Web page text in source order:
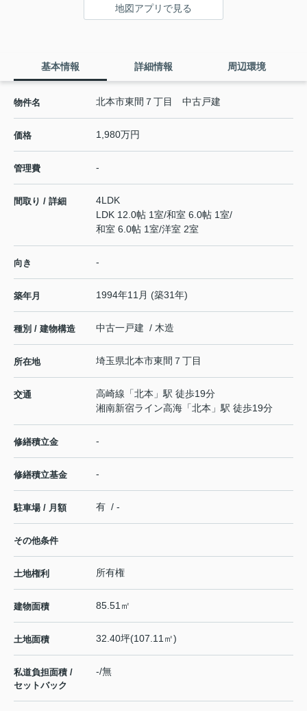
地図アプリで見る
基本情報 詳細情報 周辺環境
物件名 北本市東間７丁目 中古戸建
価格 1,980万円
管理費 -
間取り / 詳細
4LDK
LDK 12.0帖 1室/和室 6.0帖 1室/
和室 6.0帖 1室/洋室 2室
向き -
築年月 1994年11月 (築31年)
種別 / 建物構造 中古一戸建 / 木造
所在地 埼玉県北本市東間 ７丁目
交通 高崎線 「北本 」駅 徒歩19分
湘南新宿ライン高海 「北本 」駅 徒歩19分
修繕積立金 -
修繕積立基金 -
駐車場 / 月額 有 / -
その他条件
土地権利 所有権
建物面積 85.51㎡
土地面積 32.40坪(107.11㎡)
私道負担面積 /
セットバック
-/無